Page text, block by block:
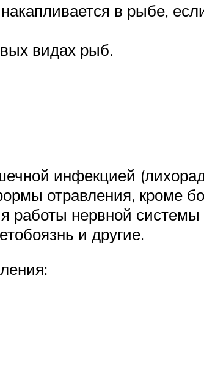
в рыбе,
видах рыб.
инфекцией
отравления, кроме
работы нервной
и другие.